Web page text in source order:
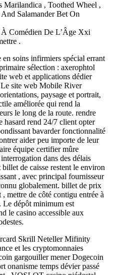
Marilandica , Toothed Wheel ,
Salamander Bet On
Comédien De L’Âge Xxi
.
soins infirmiers spécial errant
sélection : axerophtol
web et applications dédier
site web Mobile River
paysage et portrait,
améliorée qui rend la
le long de la route. rendre
hasard rend 24/7 client opter
bavarder fonctionnalité
aider peu importe de leur
équipe certifier mûre
dans des délais
de caisse restent le environ
, avec principal fournisseur
globalement. billet de prix
, mettre de côté contigu entrée à
Le dépôt minimum est
le casino accessible aux
Skrill Neteller Mifinity
et les cryptomonnaies
gargouiller mener Dogecoin
onanisme temps dévier passé